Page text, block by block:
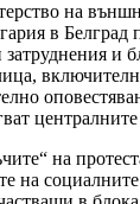
на
в Белград
и
на
на